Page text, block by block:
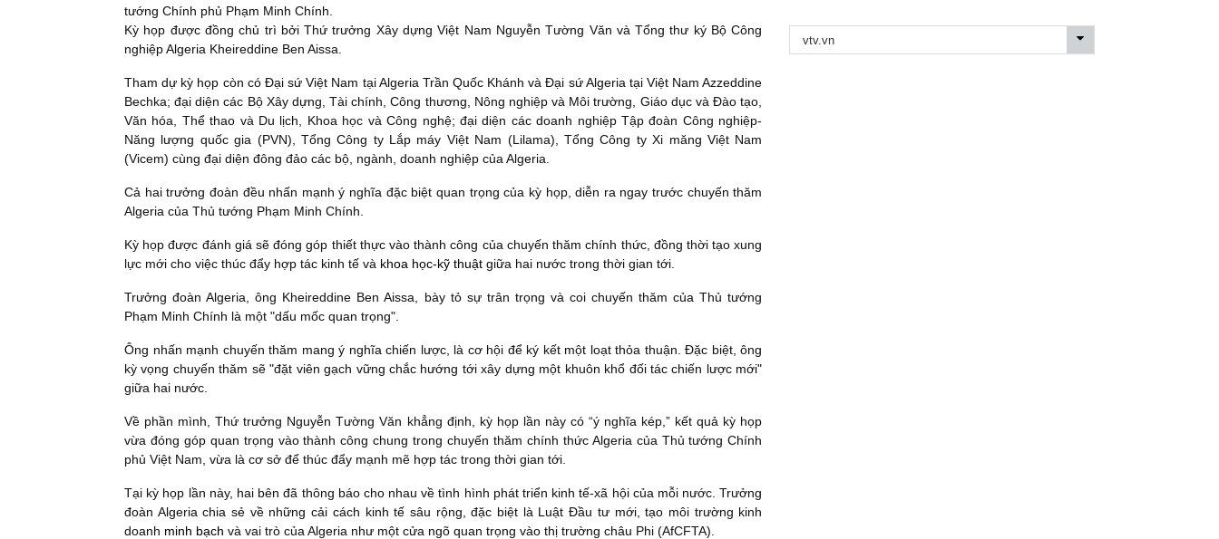
tướng Chính phủ Phạm Minh Chính.
Kỳ họp được đồng chủ trì bởi Thứ trưởng Xây dựng Việt Nam Nguyễn Tường Văn và Tổng thư ký Bộ Công
nghiệp Algeria Kheireddine Ben Aissa.
Tham dự kỳ họp còn có Đại sứ Việt Nam tại Algeria Trần Quốc Khánh và Đại sứ Algeria tại Việt Nam Azzeddine
Bechka; đại diện các Bộ Xây dựng, Tài chính, Công thương, Nông nghiệp và Môi trường, Giáo dục và Đào tạo,
Văn hóa, Thể thao và Du lịch, Khoa học và Công nghệ; đại diện các doanh nghiệp Tập đoàn Công nghiệp-
Năng lượng quốc gia (PVN), Tổng Công ty Lắp máy Việt Nam (Lilama), Tổng Công ty Xi măng Việt Nam
(Vicem) cùng đại diện đông đảo các bộ, ngành, doanh nghiệp của Algeria.
Cả hai trưởng đoàn đều nhấn mạnh ý nghĩa đặc biệt quan trọng của kỳ họp, diễn ra ngay trước chuyến thăm
Algeria của Thủ tướng Phạm Minh Chính.
Kỳ họp được đánh giá sẽ đóng góp thiết thực vào thành công của chuyến thăm chính thức, đồng thời tạo xung
lực mới cho việc thúc đẩy hợp tác kinh tế và khoa học-kỹ thuật giữa hai nước trong thời gian tới.
Trưởng đoàn Algeria, ông Kheireddine Ben Aissa, bày tỏ sự trân trọng và coi chuyến thăm của Thủ tướng
Phạm Minh Chính là một "dấu mốc quan trọng".
Ông nhấn mạnh chuyến thăm mang ý nghĩa chiến lược, là cơ hội để ký kết một loạt thỏa thuận. Đặc biệt, ông
kỳ vọng chuyến thăm sẽ "đặt viên gạch vững chắc hướng tới xây dựng một khuôn khổ đối tác chiến lược mới"
giữa hai nước.
Về phần mình, Thứ trưởng Nguyễn Tường Văn khẳng định, kỳ họp lần này có “ý nghĩa kép,” kết quả kỳ họp
vừa đóng góp quan trọng vào thành công chung trong chuyến thăm chính thức Algeria của Thủ tướng Chính
phủ Việt Nam, vừa là cơ sở để thúc đẩy mạnh mẽ hợp tác trong thời gian tới.
Tại kỳ họp lần này, hai bên đã thông báo cho nhau về tình hình phát triển kinh tế-xã hội của mỗi nước. Trưởng
đoàn Algeria chia sẻ về những cải cách kinh tế sâu rộng, đặc biệt là Luật Đầu tư mới, tạo môi trường kinh
doanh minh bạch và vai trò của Algeria như một cửa ngõ quan trọng vào thị trường châu Phi (AfCFTA).